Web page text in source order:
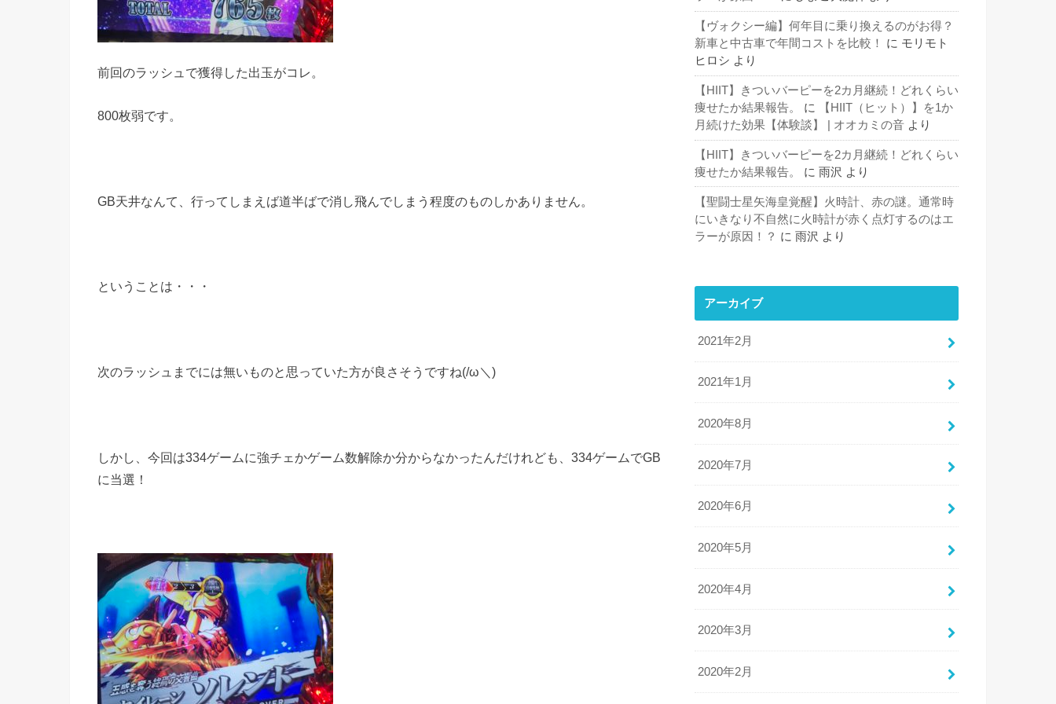
前回のラッシュで獲得した出玉がコレ。
800枚弱です。
GB天井なんて、行ってしまえば道半ばで消し飛んでしまう程度のものしかありません。
ということは・・・
次のラッシュまでには無いものと思っていた方が良さそうですね(/ω＼)
しかし、今回は334ゲームに強チェかゲーム数解除か分からなかったんだけれども、334ゲームでGB
に当選！
【ヴォクシー編】何年目に乗り換えるのがお得？
新車と中古車で年間コストを比較！
に モリモト
ヒロシ より
【HIIT】きついバーピーを2カ月継続！どれくらい
痩せたか結果報告。
に
【HIIT（ヒット）】を1か
月続けた効果【体験談】 | オオカミの音 より
【HIIT】きついバーピーを2カ月継続！どれくらい
痩せたか結果報告。
に 雨沢 より
【聖闘士星矢海皇覚醒】火時計、赤の謎。通常時
にいきなり不自然に火時計が赤く点灯するのはエ
ラーが原因！？ に 雨沢 より
アーカイブ
2021年2月
2021年1月
2020年8月
2020年7月
2020年6月
2020年5月
2020年4月
2020年3月
2020年2月